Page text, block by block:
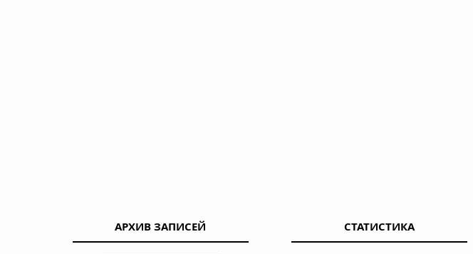
Самки дельфинов умеют избегать насильников по одному их звуку
АРХИВ ЗАПИСЕЙ СТАТИСТИКА